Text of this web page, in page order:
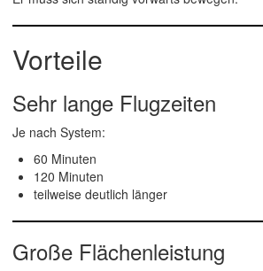
Vorteile
Sehr lange Flugzeiten
Je nach System:
60 Minuten
120 Minuten
teilweise deutlich länger
Große Flächenleistung